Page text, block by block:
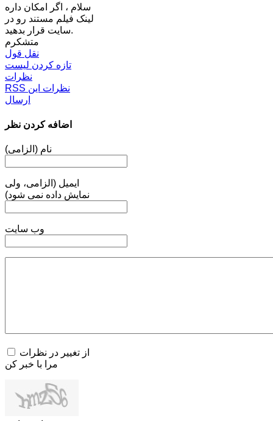
سلام ، اگر امکان داره
لینک فیلم مستند رو در
سایت قرار بدهید.
متشکرم
نقل قول
تازه کردن لیست
نظرات
RSS نظرات این
ارسال
اضافه کردن نظر
نام (الزامی)
ایمیل (الزامی، ولی
نمایش داده نمی شود)
وب سایت
از تغییر در نظرات
مرا با خبر کن